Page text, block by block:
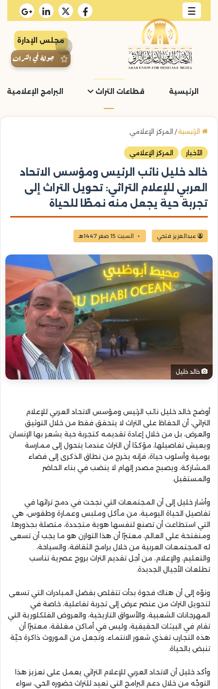
☰
مجلس الإدارة
جولة في التراث
الرئيسية قطاعات التراث البرامج الإعلامية
الرئيسية/ المركز الإعلامي
الأخبار المركز الإعلامي
خالد خليل نائب الرئيس ومؤسس الاتحاد
العربي للإعلام التراثي: تحويل التراث إلى
تجربة حية يجعل منه نمطًا للحياة
عبدالعزيز فتحي السبت 15 صفر 1447هـ
خالد خليل
أوضح خالد خليل نائب الرئيس ومؤسس الاتحاد العربي للإعلام
التراثي، أن الحفاظ على التراث لا يتحقق فقط من خلال التوثيق
والعرض، بل من خلال إعادة تقديمه كتجربة حية يشعر بها الإنسان
ويعيش تفاصيلها، مؤكدًا أن التراث عندما يتحول إلى ممارسة
يومية وأسلوب حياة، فإنه يخرج من نطاق الذكرى إلى فضاء
المشاركة، ويصبح مصدر إلهام لا ينضب في بناء الحاضر
والمستقبل.
وأشار خليل إلى أن المجتمعات التي نجحت في دمج تراثها في
تفاصيل الحياة اليومية، من مأكل وملبس وعمارة وطقوس، هي
التي استطاعت أن تصنع لنفسها هوية متجددة، متصلة بجذورها،
ومنفتحة على العالم، معتبرًا أن هذا التوازن هو ما يجب أن تسعى
له المجتمعات العربية من خلال برامج الثقافة، والسياحة،
والتعليم، والإعلام، من أجل تقديم التراث بروح عصرية تناسب
تطلعات الأجيال الجديدة.
ونوّه إلى أن هناك فجوة بدأت تتقلص بفضل المبادرات التي تسعى
لتحويل التراث من عنصر عرض إلى تجربة تفاعلية، خاصة في
المهرجانات الشعبية، والأسواق التاريخية، والعروض الفلكلورية التي
تقام في البيئات الحقيقية، وليس في أماكن مغلقة، معتبرًا أن
هذه التجارب تغذي شعور الانتماء، وتجعل من الموروث ذاكرة حيّة
تنبض بالحياة.
وأكد خليل أن الاتحاد العربي للإعلام التراثي يعمل على تعزيز هذا
التوجّه من خلال دعم البرامج التي تعيد للتراث حضوره الحي، سواء